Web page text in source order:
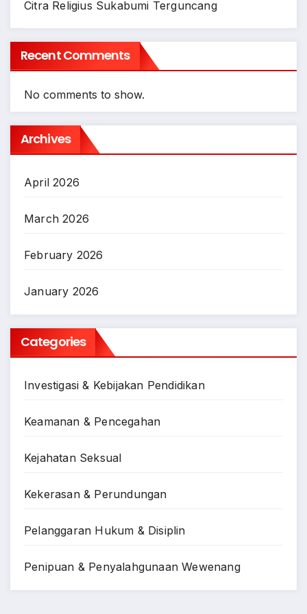
Citra Religius Sukabumi Terguncang
Recent Comments
No comments to show.
Archives
April 2026
March 2026
February 2026
January 2026
Categories
Investigasi & Kebijakan Pendidikan
Keamanan & Pencegahan
Kejahatan Seksual
Kekerasan & Perundungan
Pelanggaran Hukum & Disiplin
Penipuan & Penyalahgunaan Wewenang